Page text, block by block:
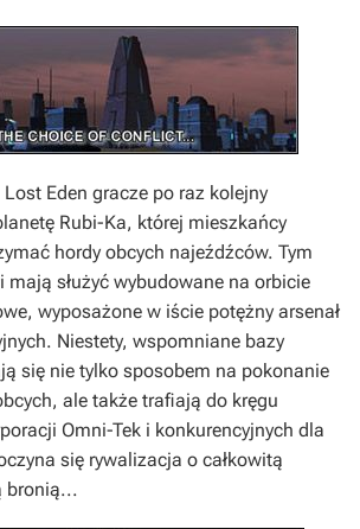
Eden gracze po raz kolejny
Rubi-Ka, której mieszkańcy
hordy obcych najeźdźców. Tym
mają służyć wybudowane na orbicie
wyposażone w iście potężny arsenał
Niestety, wspomniane bazy
się nie tylko sposobem na pokonanie
ale także trafiają do kręgu
Omni-Tek i konkurencyjnych dla
się rywalizacja o całkowitą
bronią...